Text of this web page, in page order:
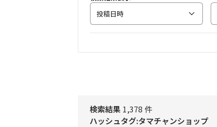
投稿日時
検索結果 1,378 件
ハッシュタグ:タマチャンショップ